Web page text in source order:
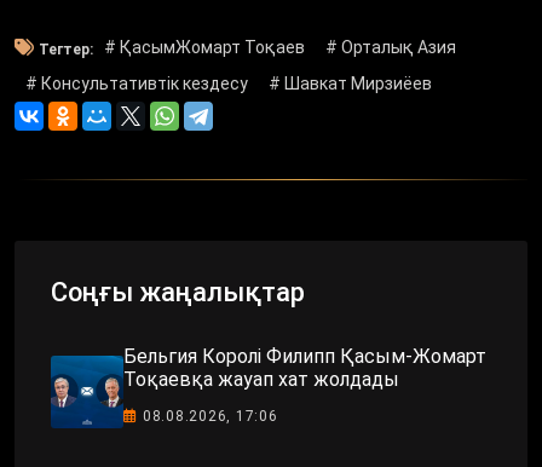
Тегтер: # ҚасымЖомарт Тоқаев
# Орталық Азия
# Консультативтік кездесу
# Шавкат Мирзиёев
Соңғы жаңалықтар
Бельгия Королі Филипп Қасым-Жомарт
Тоқаевқа жауап хат жолдады
08.08.2026, 17:06